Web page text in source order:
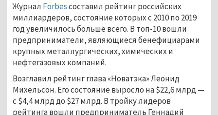
Журнал Forbesсоставил рейтинг российских
миллиардеров, состояние которых с 2010 по 2019
год увеличилось больше всего. В топ-10 вошли
предприниматели, являющиеся бенефициарами
крупных металлургических, химических и
нефтегазовых компаний.
Возглавил рейтинг глава «Новатэка» Леонид
Михельсон. Его состояние выросло на $22,6 млрд —
с $4,4 млрд до $27 млрд. В тройку лидеров
рейтинга вошли предприниматель Геннадий